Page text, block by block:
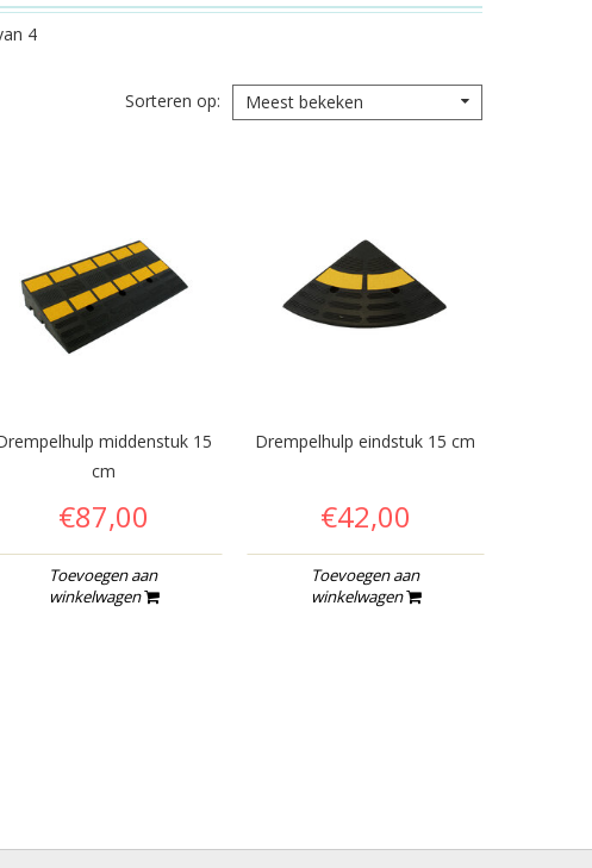
4
Sorteren op Meest bekeken
middenstuk 15
cm
€87,00
Toevoegen aan
winkelwagen
Drempelhulp eindstuk 15 cm
€42,00
Toevoegen aan
winkelwagen